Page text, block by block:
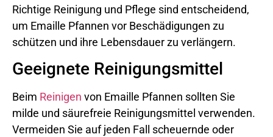
Richtige Reinigung und Pflege sind entscheidend,
um Emaille Pfannen vor Beschädigungen zu
schützen und ihre Lebensdauer zu verlängern.
Geeignete Reinigungsmittel
Beim Reinigen von Emaille Pfannen sollten Sie
milde und säurefreie Reinigungsmittel verwenden.
Vermeiden Sie auf jeden Fall scheuernde oder